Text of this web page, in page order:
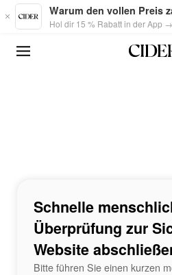
Skip to main content
Warum den vollen Preis
Hol dir 15 % Rabatt in der App →
Schnelle
Überprüfung zur
Website
Bitte führen Sie einen kurzen